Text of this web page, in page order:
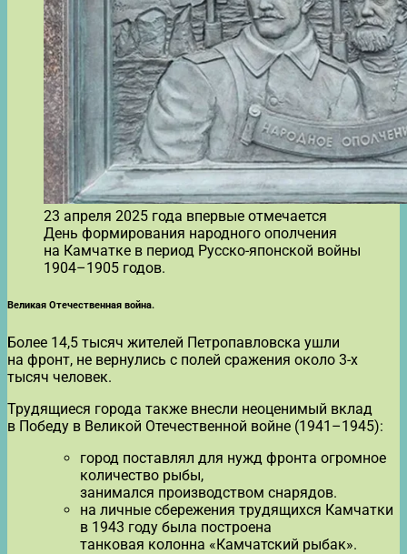
23 апреля 2025 года впервые отмечается
День формирования народного ополчения
на Камчатке в период Русско-японской войны
1904–1905 годов.
Великая Отечественная война.
Более 14,5 тысяч жителей Петропавловска ушли
на фронт, не вернулись с полей сражения около 3-х
тысяч человек.
Трудящиеся города также внесли неоценимый вклад
в Победу в Великой Отечественной войне (1941–1945):
город поставлял для нужд фронта огромное
количество рыбы,
занимался производством снарядов.
на личные сбережения трудящихся Камчатки
в 1943 году была построена
танковая колонна «Камчатский рыбак».